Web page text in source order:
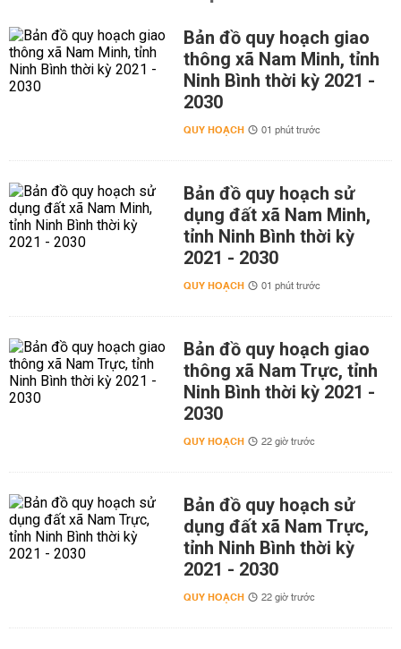
Bản đồ quy hoạch giao
thông xã Nam Minh, tỉnh
Ninh Bình thời kỳ 2021 -
2030
QUY HOẠCH 01 phút trước
Bản đồ quy hoạch sử
dụng đất xã Nam Minh,
tỉnh Ninh Bình thời kỳ
2021 - 2030
QUY HOẠCH 01 phút trước
Bản đồ quy hoạch giao
thông xã Nam Trực, tỉnh
Ninh Bình thời kỳ 2021 -
2030
QUY HOẠCH 22 giờ trước
Bản đồ quy hoạch sử
dụng đất xã Nam Trực,
tỉnh Ninh Bình thời kỳ
2021 - 2030
QUY HOẠCH 22 giờ trước